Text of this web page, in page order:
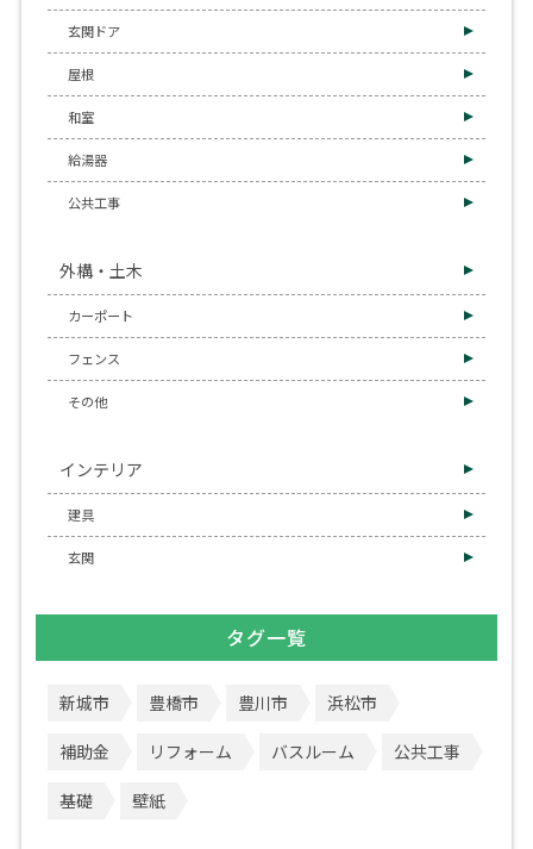
玄関ドア
屋根
和室
給湯器
公共工事
外構・土木
カーポート
フェンス
その他
インテリア
建具
玄関
タグ一覧
新城市 豊橋市 豊川市 浜松市
補助金 リフォーム バスルーム 公共工事
基礎 壁紙